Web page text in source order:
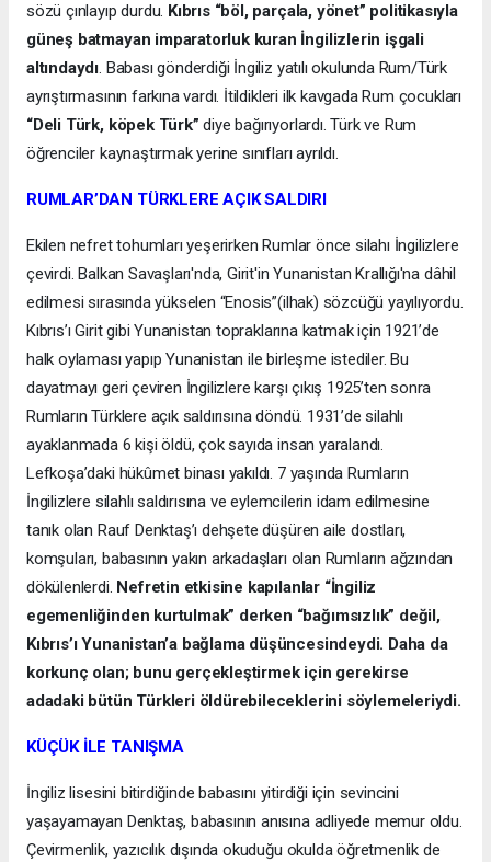
sözü çınlayıp durdu. Kıbrıs “böl, parçala, yönet” politikasıyla
güneş batmayan imparatorluk kuran İngilizlerin işgali
altındaydı. Babası gönderdiği İngiliz yatılı okulunda Rum/Türk
ayrıştırmasının farkına vardı. İtildikleri ilk kavgada Rum çocukları
“Deli Türk, köpek Türk” diye bağırıyorlardı. Türk ve Rum
öğrenciler kaynaştırmak yerine sınıfları ayrıldı.
RUMLAR’DAN TÜRKLERE AÇIK SALDIRI
Ekilen nefret tohumları yeşerirken Rumlar önce silahı İngilizlere
çevirdi. Balkan Savaşları'nda, Girit'in Yunanistan Krallığı'na dâhil
edilmesi sırasında yükselen “Enosis”(ilhak) sözcüğü yayılıyordu.
Kıbrıs’ı Girit gibi Yunanistan topraklarına katmak için 1921’de
halk oylaması yapıp Yunanistan ile birleşme istediler. Bu
dayatmayı geri çeviren İngilizlere karşı çıkış 1925’ten sonra
Rumların Türklere açık saldırısına döndü. 1931’de silahlı
ayaklanmada 6 kişi öldü, çok sayıda insan yaralandı.
Lefkoşa’daki hükûmet binası yakıldı. 7 yaşında Rumların
İngilizlere silahlı saldırısına ve eylemcilerin idam edilmesine
tanık olan Rauf Denktaş’ı dehşete düşüren aile dostları,
komşuları, babasının yakın arkadaşları olan Rumların ağzından
dökülenlerdi. Nefretin etkisine kapılanlar “İngiliz
egemenliğinden kurtulmak” derken “bağımsızlık” değil,
Kıbrıs’ı Yunanistan’a bağlama düşüncesindeydi. Daha da
korkunç olan; bunu gerçekleştirmek için gerekirse
adadaki bütün Türkleri öldürebileceklerini söylemeleriydi.
KÜÇÜK İLE TANIŞMA
İngiliz lisesini bitirdiğinde babasını yitirdiği için sevincini
yaşayamayan Denktaş, babasının anısına adliyede memur oldu.
Çevirmenlik, yazıcılık dışında okuduğu okulda öğretmenlik de